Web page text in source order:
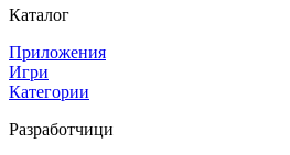
Каталог
Приложения
Игри
Категории
Разработчици